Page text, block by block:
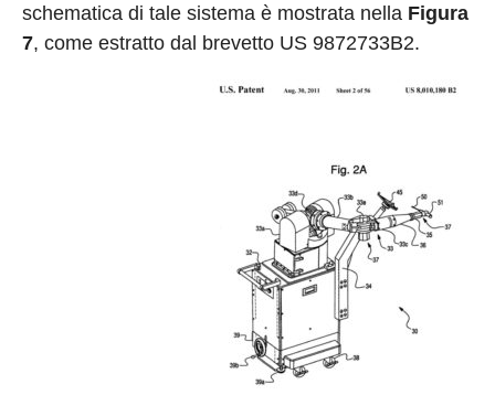
schematica di tale sistema è mostrata nella Figura
7, come estratto dal brevetto US 9872733B2.